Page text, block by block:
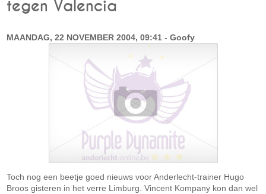
tegen Valencia
MAANDAG, 22 NOVEMBER 2004, 09:41 - Goofy
Toch nog een beetje goed nieuws voor Anderlecht-trainer Hugo
Broos gisteren in het verre Limburg. Vincent Kompany kon dan wel